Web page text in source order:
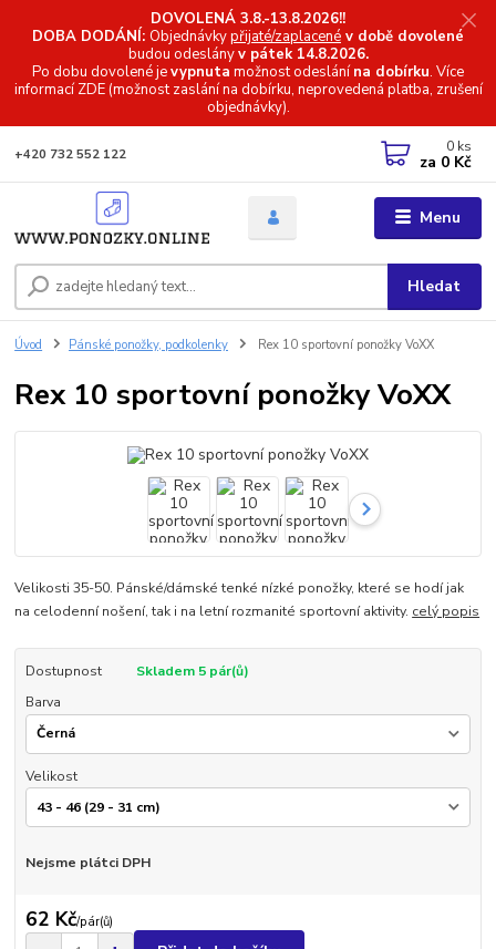
DOVOLENÁ 3.8.-13.8.2026!!
DOBA DODÁNÍ: Objednávkypřijaté/zaplacené v době dovolené
budou odeslányv pátek 14.8.2026.
Po dobu dovolené jevypnuta možnost odeslánína dobírku. Více
informacíZDE (možnost zaslání na dobírku, neprovedená platba, zrušení
objednávky).
Menu
Hledat
+420 732 552 122 0 ks
za 0 Kč
Úvod Pánské ponožky, podkolenky Rex 10 sportovní ponožky VoXX
Rex 10 sportovní ponožky VoXX
Velikosti 35-50. Pánské/dámské tenké nízké ponožky, které se hodí jak
na celodenní nošení, tak i na letní rozmanité sportovní aktivity. celý popis
Dostupnost
Skladem 5 pár(ů)
Barva
Velikost
Nejsme plátci DPH
62 Kč/pár(ů)